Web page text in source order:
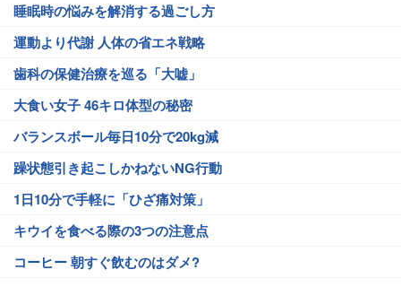
睡眠時の悩みを解消する過ごし方
運動より代謝 人体の省エネ戦略
歯科の保健治療を巡る「大嘘」
大食い女子 46キロ体型の秘密
バランスボール毎日10分で20kg減
躁状態引き起こしかねないNG行動
1日10分で手軽に「ひざ痛対策」
キウイを食べる際の3つの注意点
コーヒー 朝すぐ飲むのはダメ?